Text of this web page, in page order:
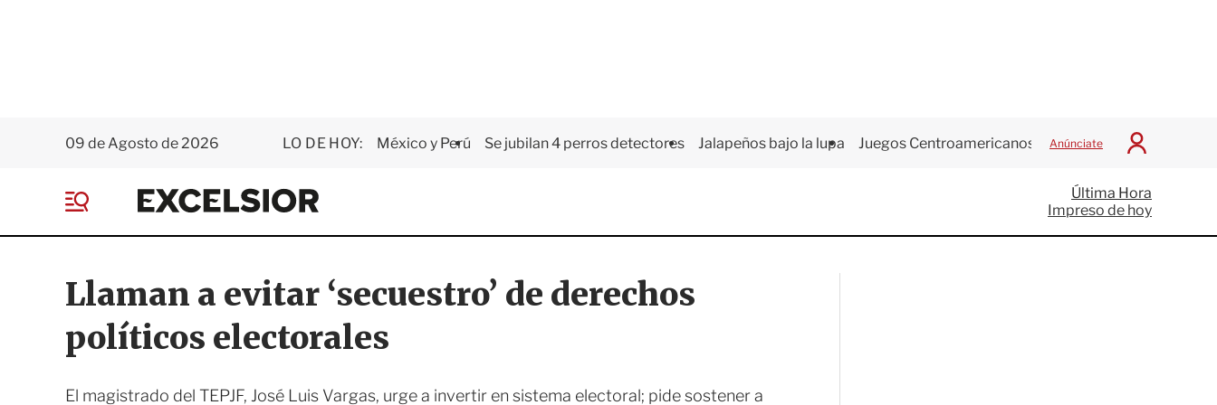
09 de Agosto de 2026 LO DE HOY: México y Perú Se jubilan 4 perros detectores Jalapeños bajo la lupa Juegos Centroamericanos Anúnciate
I
c
i
a
E
x
e
i
r
e
Última Hora
Impreso de hoy
Llaman a evitar ‘secuestro’ de derechos
políticos electorales
El magistrado del TEPJF, José Luis Vargas, urge a invertir en sistema electoral; pide sostener a